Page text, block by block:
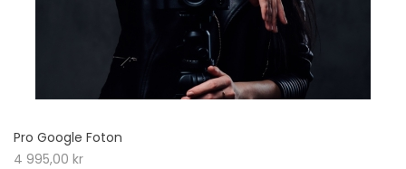
Pro Google Foton
4 995,00 kr